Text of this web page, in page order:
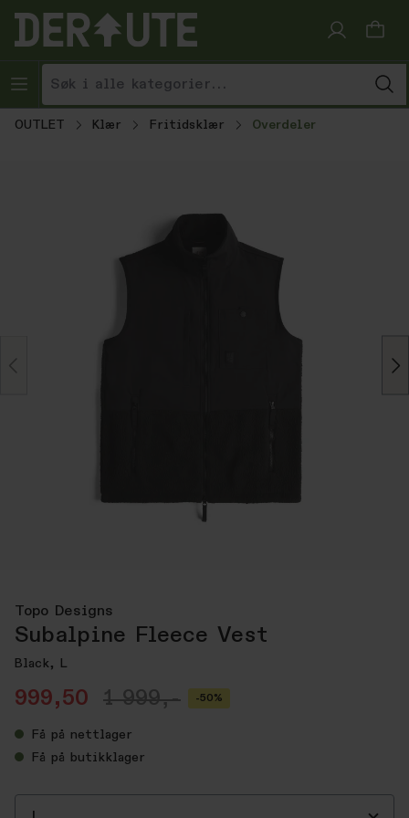
Hopp til innhold
OUTLET Klær Fritidsklær Overdeler
Topo Designs
Subalpine Fleece Vest
Black, L
999,50 1 999,- -50%
Få på nettlager
Få på butikklager